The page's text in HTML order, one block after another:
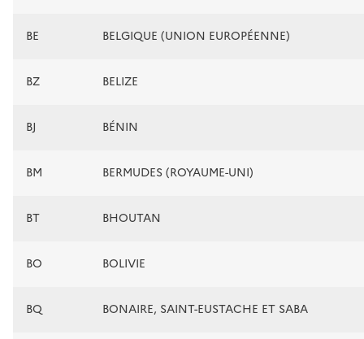
BE BELGIQUE (UNION EUROPÉENNE)
BZ BELIZE
BJ BÉNIN
BM BERMUDES (ROYAUME-UNI)
BT BHOUTAN
BO BOLIVIE
BQ BONAIRE, SAINT-EUSTACHE ET SABA